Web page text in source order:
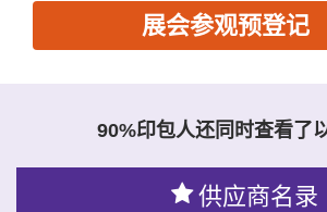
展会参观预登记
90%印包人还同时查看了
供应商名录